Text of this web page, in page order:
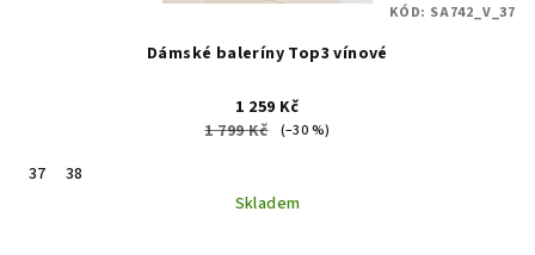
Dámské baleríny Top3 vínové
1 259 Kč
1 799 Kč
(–30 %)
37
38
Skladem
KÓD: SA742_V_37